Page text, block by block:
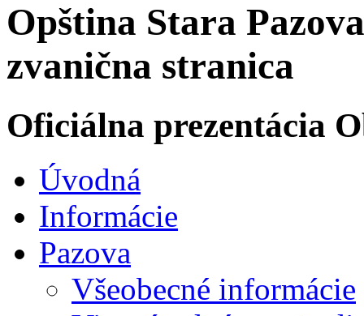
Opština Stara
zvanična stranica
Oficiálna prezentácia
Úvodná
Informácie
Pazova
Všeobecné informácie